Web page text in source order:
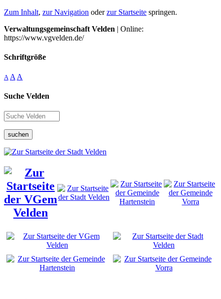
Zum Inhalt, zur Navigation oderzur Startseite springen.
Verwaltungsgemeinschaft Velden | Online:
https://www.vgvelden.de/
Schriftgröße
A A A
Suche Velden
suchen